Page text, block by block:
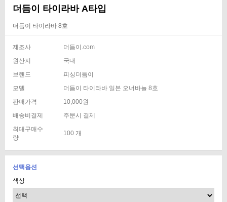
더듬이 타이라바 A타입
더듬이 타이라바 8호
제조사
더듬이.com
원산지
국내
브랜드
피싱더듬이
모델
더듬이 타이라바 일본 오너바늘 8호
판매가격
10,000원
배송비결제
주문시 결제
최대구매수
량
100 개
선택옵션
색상